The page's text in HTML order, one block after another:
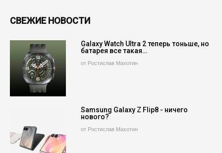
СВЕЖИЕ НОВОСТИ
Galaxy Watch Ultra 2 теперь тоньше, но
батарея все такая…
от Ростислав Махотин
Samsung Galaxy Z Flip8 - ничего
нового?
от Ростислав Махотин